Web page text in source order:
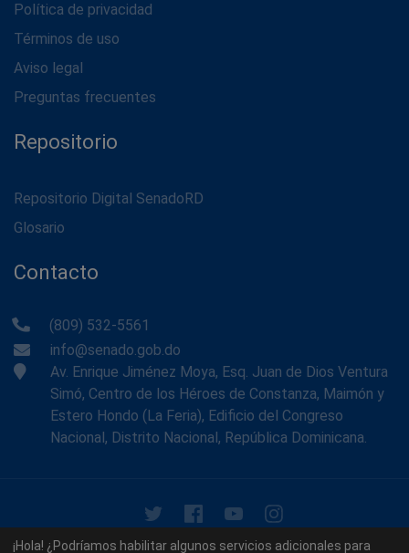
Política de privacidad
Términos de uso
Aviso legal
Preguntas frecuentes
Repositorio
Repositorio Digital SenadoRD
Glosario
Contacto
(809) 532-5561
info@senado.gob.do
Av. Enrique Jiménez Moya, Esq. Juan de Dios Ventura
Simó, Centro de los Héroes de Constanza, Maimón y
Estero Hondo (La Feria), Edificio del Congreso
Nacional, Distrito Nacional, República Dominicana.
© 2026 - Memoria Histórica del Senado de la República
¡Hola! ¿Podríamos habilitar algunos servicios adicionales para